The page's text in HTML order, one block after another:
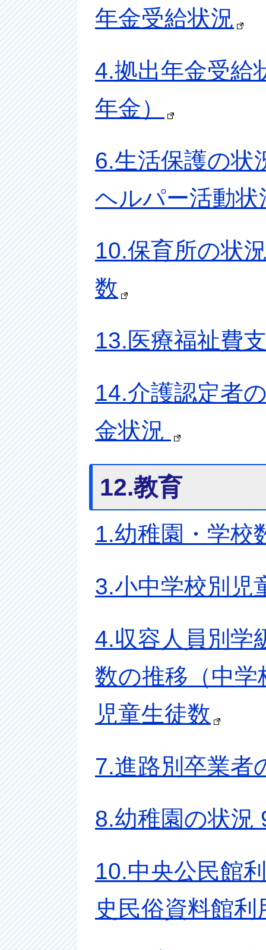
年金受給状況
4.拠出年金受給
年金）
6.生活保護の状
ヘルパー活動
10.保育所の状
数
13.医療福祉費
14.介護認定者
金状況
12.教育
1.幼稚園・学校
3.小中学校別児
4.収容人員別学
数の推移（中
児童生徒数
7.進路別卒業者
8.幼稚園の状況
10.中央公民館
史民俗資料館